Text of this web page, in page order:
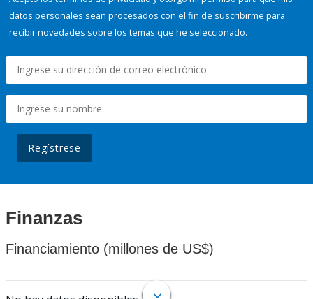
datos personales sean procesados con el fin de suscribirme para
recibir novedades sobre los temas que he seleccionado.
Regístrese
Finanzas
Financiamiento (millones de US$)